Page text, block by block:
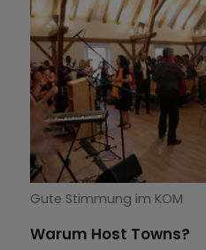
Gute Stimmung im KOM
Warum Host Towns?